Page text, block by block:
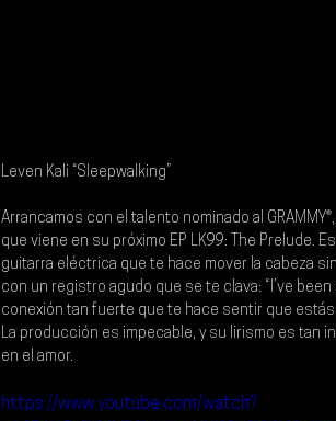
Leven Kali “Sleepwalking”
Arrancamos con el talento nominado al
que viene en su próximo EP LK99: The Prelude.
guitarra eléctrica que te hace mover la cabeza
con un registro agudo que se te clava: “I’ve
conexión tan fuerte que te hace sentir que
La producción es impecable, y su lirismo es tan
en el amor.
https://www.youtube.com/watch?